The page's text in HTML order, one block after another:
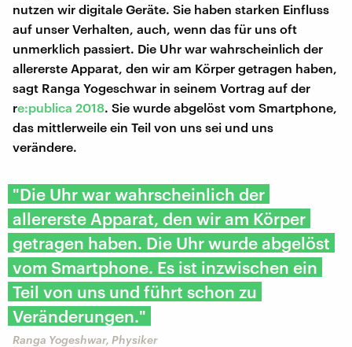
nutzen wir digitale Geräte. Sie haben starken Einfluss
auf unser Verhalten, auch, wenn das für uns oft
unmerklich passiert. Die Uhr war wahrscheinlich der
allererste Apparat, den wir am Körper getragen haben,
sagt Ranga Yogeschwar in seinem Vortrag auf der
re:publica 2018. Sie wurde abgelöst vom Smartphone,
das mittlerweile ein Teil von uns sei und uns
verändere.
"Die Uhr war wahrscheinlich der
allererste Apparat, den wir am Körper
getragen haben. Die Uhr wurde abgelöst
vom Smartphone. Es ist inzwischen ein
Teil von uns und führt schon zu
Veränderungen."
Ranga Yogeshwar, Physiker